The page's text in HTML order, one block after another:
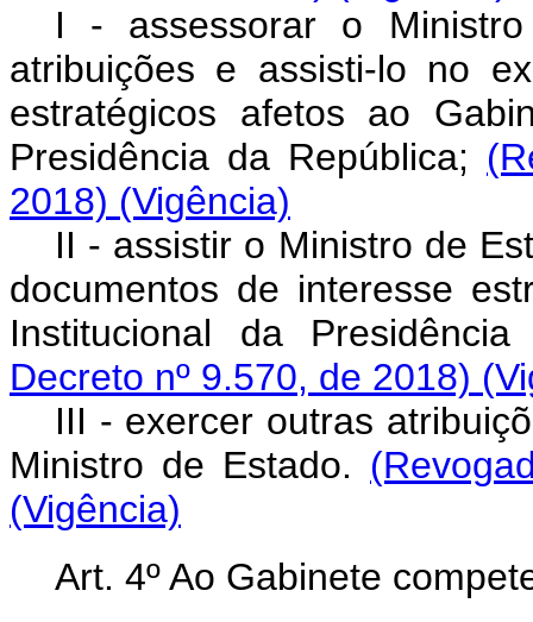
I - assessorar o
atribuições e assisti-lo no
estratégicos afetos ao
Presidência da República;
2018) (Vigência)
II - assistir o Ministro de
documentos de interesse
Institucional da
Decreto nº 9.570, de 2018)
III - exercer outras
Ministro de Estado.
(Vigência)
Art. 4º Ao Gabinete